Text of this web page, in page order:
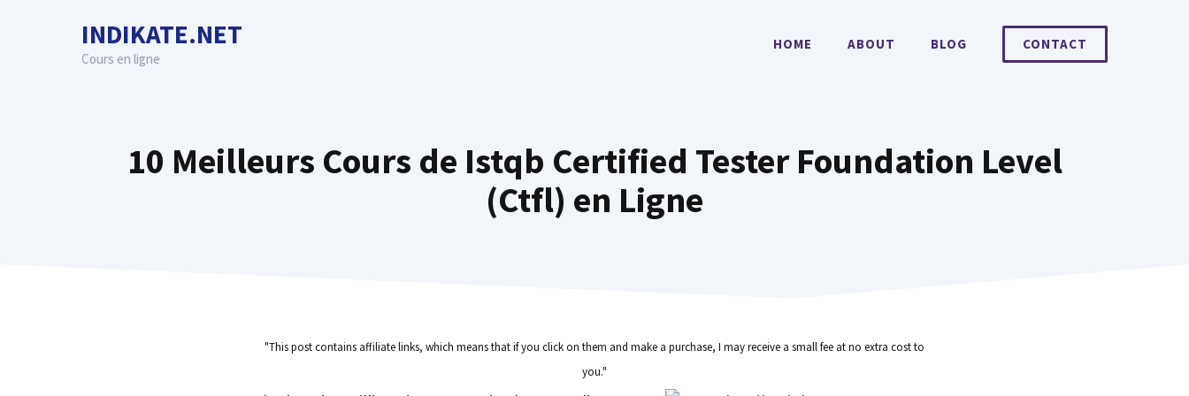
INDIKATE.NET
Cours en ligne
HOME ABOUT BLOG CONTACT
10 Meilleurs Cours de Istqb Certified Tester Foundation Level
(Ctfl) en Ligne
"This post contains affiliate links, which means that if you click on them and make a purchase, I may receive a small fee at no extra cost to
you."